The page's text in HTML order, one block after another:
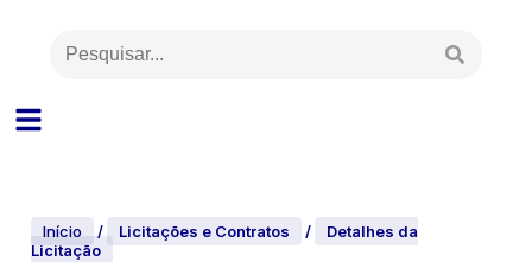
Início / Licitações e Contratos /
Detalhes da
Licitação